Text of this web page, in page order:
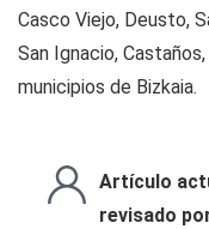
Casco Viejo, Deusto,
San Ignacio,
municipios de Bizkaia.
Artículo
revisado